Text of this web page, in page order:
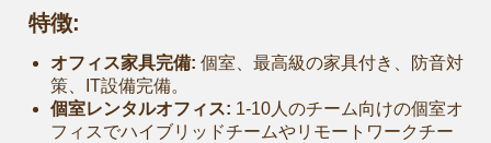
特徴:
オフィス家具完備: 個室、最高級の家具付き、防音対
策、IT設備完備。
個室レンタルオフィス: 1-10人のチーム向けの個室オ
フィスでハイブリッドチームやリモートワークチー